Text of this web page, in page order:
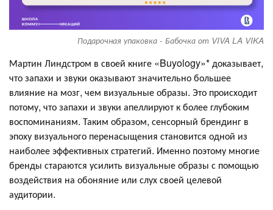
Подарочная упаковка - Бабочка от VIVA LA VIKA
Мартин Линдстром в своей книге «Buyology»* доказывает,
что запахи и звуки оказывают значительно большее
влияние на мозг, чем визуальные образы. Это происходит
потому, что запахи и звуки апеллируют к более глубоким
воспоминаниям. Таким образом, сенсорный брендинг в
эпоху визуального перенасыщения становится одной из
наиболее эффективных стратегий. Именно поэтому многие
бренды стараются усилить визуальные образы с помощью
воздействия на обоняние или слух своей целевой
аудитории.